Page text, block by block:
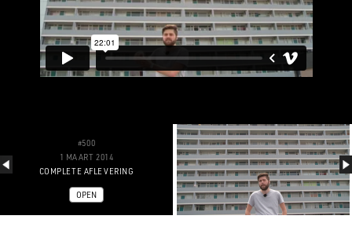
#500
1 MAART 2014
COMPLETE AFLEVERING
OPEN